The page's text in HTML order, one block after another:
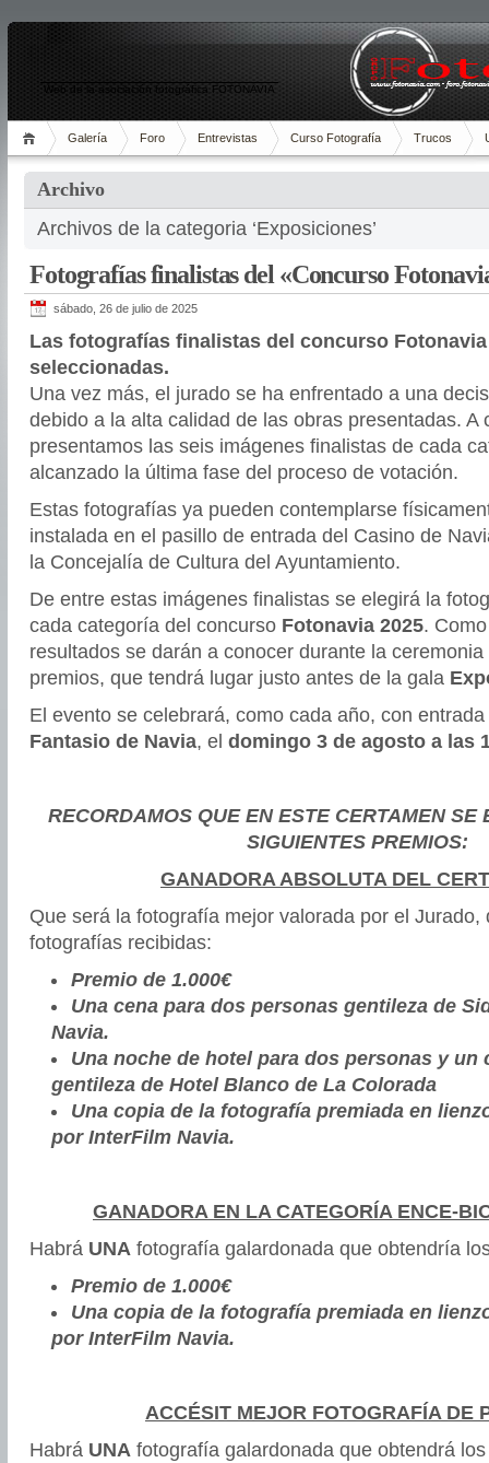
Web de la asociación fotográfica FOTONAVIA
Galería Foro Entrevistas Curso Fotografía Trucos
Archivo
Archivos de la categoria ‘Exposiciones’
Fotografías finalistas del «Concurso
sábado, 26 de julio de 2025
Las fotografías finalistas del concurso
seleccionadas.
Una vez más, el jurado se ha enfrentado a una
debido a la alta calidad de las obras presentadas. A
presentamos las seis imágenes finalistas de cada
alcanzado la última fase del proceso de votación.
Estas fotografías ya pueden contemplarse
instalada en el pasillo de entrada del Casino de
la Concejalía de Cultura del Ayuntamiento.
De entre estas imágenes finalistas se elegirá la
cada categoría del concurso Fotonavia 2025.
resultados se darán a conocer durante la
premios, que tendrá lugar justo antes de la gala
El evento se celebrará, como cada año, con
Fantasio de Navia, el domingo 3 de agosto a las
RECORDAMOS QUE EN ESTE CERTAMEN SE
SIGUIENTES PREMIOS:
GANADORA ABSOLUTA DEL
Que será la fotografía mejor valorada por el Jurado,
fotografías recibidas:
Premio de 1.000€
Una cena para dos personas gentileza de
Navia.
Una noche de hotel para dos personas y un
gentileza de Hotel Blanco de La Colorada
Una copia de la fotografía premiada en
por InterFilm Navia.
GANADORA EN LA CATEGORÍA ENCE-
Habrá UNA fotografía galardonada que obtendría
Premio de 1.000€
Una copia de la fotografía premiada en
por InterFilm Navia.
ACCÉSIT MEJOR FOTOGRAFÍA DE
Habrá UNA fotografía galardonada que obtendrá